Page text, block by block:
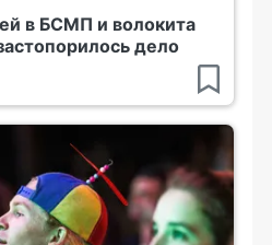
в БСМП и волокита
дело